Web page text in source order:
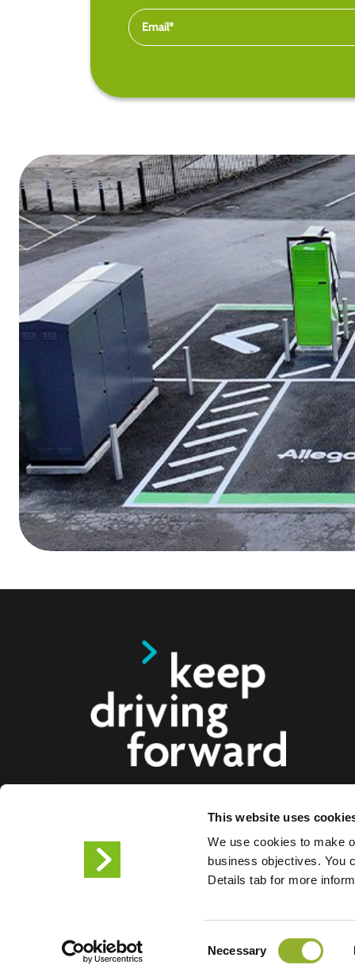
This website uses
We use cookies to make
business objectives. You
Details tab for more
Necessary
Vi tilbyr smarte ladeløsninger for elbiler,
lastebiler til forbrukere, bedrifter og byer. Våre
ladeløsninger gjør det enklere for bedrifter og
infrastrukturen elbilister trenger, samtidig som
Vilkår for bruk
Informasjonskapsler